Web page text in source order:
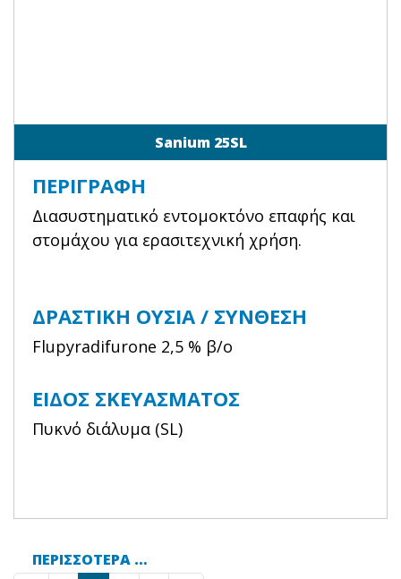
Sanium 25SL
ΠΕΡΙΓΡΑΦΉ
Διασυστηματικό εντομοκτόνο επαφής και
στομάχου για ερασιτεχνική χρήση.
ΔΡΑΣΤΙΚΉ ΟΥΣΊΑ / ΣΎΝΘΕΣΗ
Flupyradifurone 2,5 % β/ο
ΕΊΔΟΣ ΣΚΕΥΆΣΜΑΤΟΣ
Πυκνό διάλυμα (SL)
ΠΕΡΙΣΣΌΤΕΡΑ …